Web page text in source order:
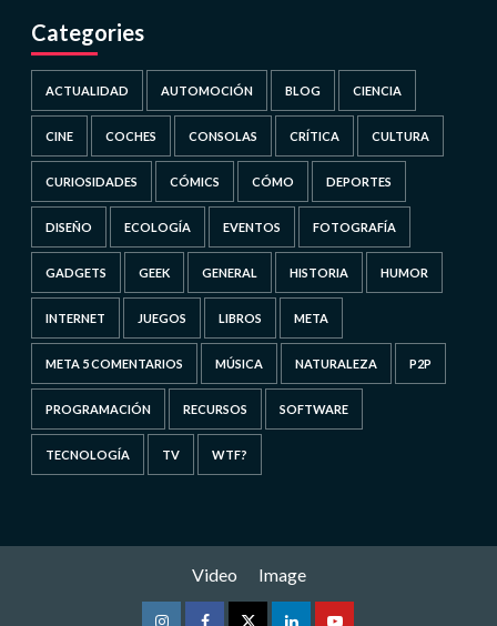
Categories
ACTUALIDAD AUTOMOCIÓN BLOG CIENCIA
CINE COCHES CONSOLAS CRÍTICA CULTURA
CURIOSIDADES CÓMICS CÓMO DEPORTES
DISEÑO ECOLOGÍA EVENTOS FOTOGRAFÍA
GADGETS GEEK GENERAL HISTORIA HUMOR
INTERNET JUEGOS LIBROS META
META 5 COMENTARIOS MÚSICA NATURALEZA P2P
PROGRAMACIÓN RECURSOS SOFTWARE
TECNOLOGÍA TV WTF?
Video Image